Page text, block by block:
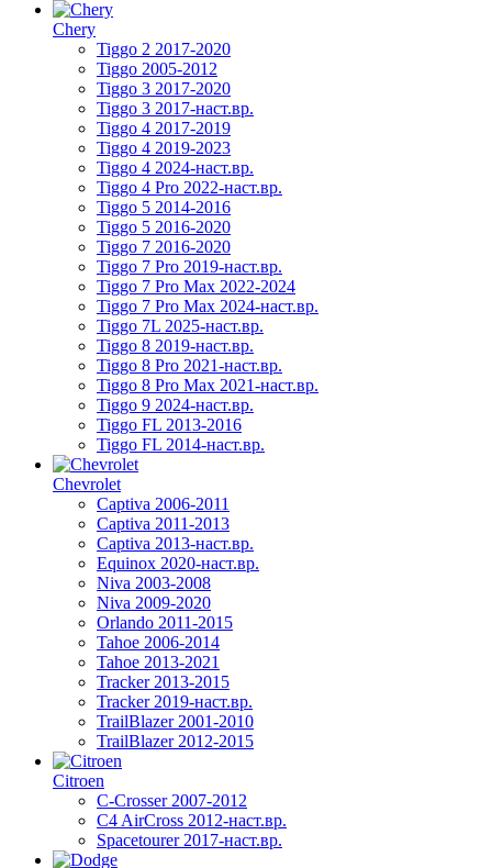
Chery
Tiggo 2 2017-2020
Tiggo 2005-2012
Tiggo 3 2017-2020
Tiggo 3 2017-наст.вр.
Tiggo 4 2017-2019
Tiggo 4 2019-2023
Tiggo 4 2024-наст.вр.
Tiggo 4 Pro 2022-наст.вр.
Tiggo 5 2014-2016
Tiggo 5 2016-2020
Tiggo 7 2016-2020
Tiggo 7 Pro 2019-наст.вр.
Tiggo 7 Pro Max 2022-2024
Tiggo 7 Pro Max 2024-наст.вр.
Tiggo 7L 2025-наст.вр.
Tiggo 8 2019-наст.вр.
Tiggo 8 Pro 2021-наст.вр.
Tiggo 8 Pro Max 2021-наст.вр.
Tiggo 9 2024-наст.вр.
Tiggo FL 2013-2016
Tiggo FL 2014-наст.вр.
Chevrolet
Captiva 2006-2011
Captiva 2011-2013
Captiva 2013-наст.вр.
Equinox 2020-наст.вр.
Niva 2003-2008
Niva 2009-2020
Orlando 2011-2015
Tahoe 2006-2014
Tahoe 2013-2021
Tracker 2013-2015
Tracker 2019-наст.вр.
TrailBlazer 2001-2010
TrailBlazer 2012-2015
Citroen
C-Crosser 2007-2012
C4 AirCross 2012-наст.вр.
Spacetourer 2017-наст.вр.